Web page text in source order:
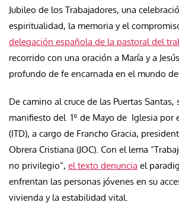
Jubileo de los Trabajadores, una
espiritualidad, la memoria y el
delegación española de la pastoral del
recorrido con una oración a María y a
profundo de fe encarnada en el mundo
De camino al cruce de las Puertas Santas,
manifiesto del 1º de Mayo de Iglesia por
(ITD), a cargo de Francho Gracia,
Obrera Cristiana (JOC). Con el lema
no privilegio”, el texto denuncia el
enfrentan las personas jóvenes en su
vivienda y la estabilidad vital.